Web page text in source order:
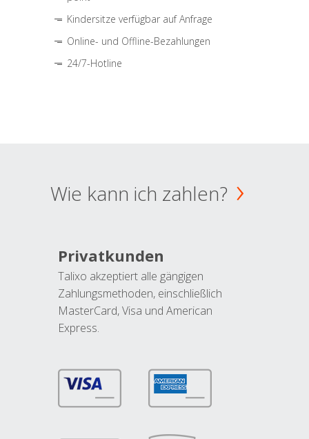
Kindersitze verfügbar auf Anfrage
Online- und Offline-Bezahlungen
24/7-Hotline
Wie kann ich zahlen?
Privatkunden
Talixo akzeptiert alle gängigen
Zahlungsmethoden, einschließlich
MasterCard, Visa und American
Express.